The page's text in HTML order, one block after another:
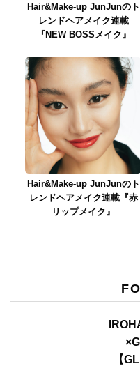
Hair&Make-up JunJunのト
レンドヘアメイク連載
『NEW BOSSメイク』
Hair&Make-up JunJunのト
レンドヘアメイク連載『赤
リップメイク』
【